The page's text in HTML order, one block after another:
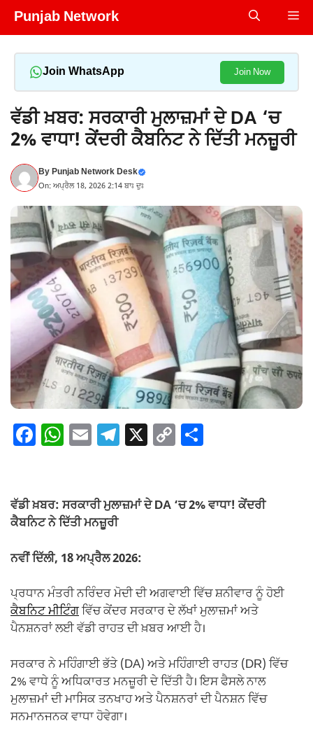
Skip
Punjab Network
Join WhatsApp Join Now
ਵੱਡੀ ਖ਼ਬਰ: ਸਰਕਾਰੀ ਮੁਲਾਜ਼ਮਾਂ ਦੇ DA ‘ਚ
2% ਵਾਧਾ! ਕੇਂਦਰੀ ਕੈਬਨਿਟ ਨੇ ਦਿੱਤੀ ਮਨਜ਼ੂਰੀ
ByPunjab Network Desk
On: ਅਪ੍ਰੈਲ 18, 2026 2:14 ਬਾਃ ਦੁਃ
F
e
b
o
o
k
W
s
A
p
p
E T
gr
m
X C
y e
ਵੱਡੀ ਖ਼ਬਰ: ਸਰਕਾਰੀ ਮੁਲਾਜ਼ਮਾਂ ਦੇ DA ‘ਚ 2% ਵਾਧਾ! ਕੇਂਦਰੀ
ਕੈਬਨਿਟ ਨੇ ਦਿੱਤੀ ਮਨਜ਼ੂਰੀ
ਨਵੀਂ ਦਿੱਲੀ, 18 ਅਪ੍ਰੈਲ 2026:
ਪ੍ਰਧਾਨ ਮੰਤਰੀ ਨਰਿੰਦਰ ਮੋਦੀ ਦੀ ਅਗਵਾਈ ਵਿੱਚ ਸ਼ਨੀਵਾਰ ਨੂੰ ਹੋਈ
ਕੈਬਨਿਟ ਮੀਟਿੰਗਵਿੱਚ ਕੇਂਦਰ ਸਰਕਾਰ ਦੇ ਲੱਖਾਂ ਮੁਲਾਜ਼ਮਾਂ ਅਤੇ
ਪੈਨਸ਼ਨਰਾਂ ਲਈ ਵੱਡੀ ਰਾਹਤ ਦੀ ਖ਼ਬਰ ਆਈ ਹੈ।
ਸਰਕਾਰ ਨੇ ਮਹਿੰਗਾਈ ਭੱਤੇ (DA) ਅਤੇ ਮਹਿੰਗਾਈ ਰਾਹਤ (DR) ਵਿੱਚ
2% ਵਾਧੇ ਨੂੰ ਅਧਿਕਾਰਤ ਮਨਜ਼ੂਰੀ ਦੇ ਦਿੱਤੀ ਹੈ। ਇਸ ਫੈਸਲੇ ਨਾਲ
ਮੁਲਾਜ਼ਮਾਂ ਦੀ ਮਾਸਿਕ ਤਨਖਾਹ ਅਤੇ ਪੈਨਸ਼ਨਰਾਂ ਦੀ ਪੈਨਸ਼ਨ ਵਿੱਚ
ਸਨਮਾਨਜਨਕ ਵਾਧਾ ਹੋਵੇਗਾ।